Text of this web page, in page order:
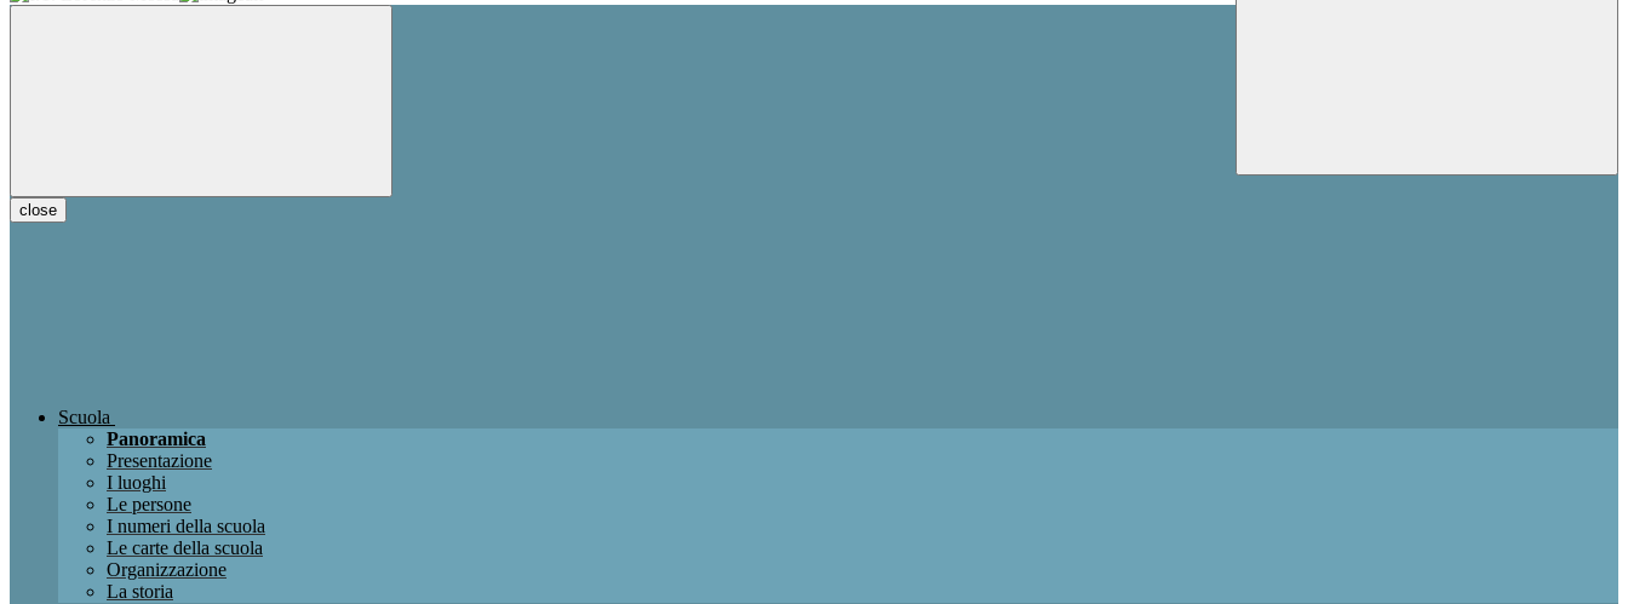
close
Scuola
Panoramica
Presentazione
I luoghi
Le persone
I numeri della scuola
Le carte della scuola
Organizzazione
La storia